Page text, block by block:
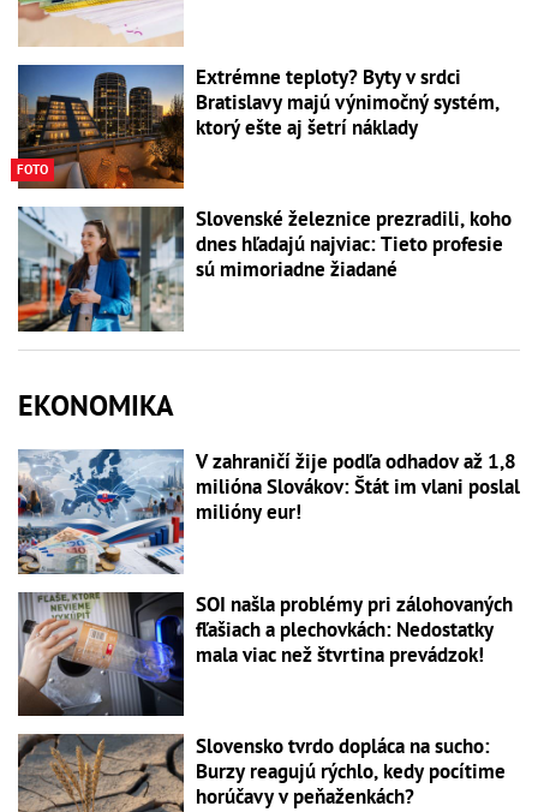
FOTO
Extrémne teploty? Byty v srdci
Bratislavy majú výnimočný systém,
ktorý ešte aj šetrí náklady
Slovenské železnice prezradili, koho
dnes hľadajú najviac: Tieto profesie
sú mimoriadne žiadané
EKONOMIKA
V zahraničí žije podľa odhadov až 1,8
milióna Slovákov: Štát im vlani poslal
milióny eur!
SOI našla problémy pri zálohovaných
fľašiach a plechovkách: Nedostatky
mala viac než štvrtina prevádzok!
Slovensko tvrdo dopláca na sucho:
Burzy reagujú rýchlo, kedy pocítime
horúčavy v peňaženkách?